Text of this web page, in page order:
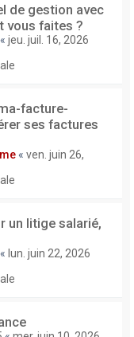
de gestion avec
vous faites ?
« jeu. juil. 16, 2026
facture-
ses factures
« ven. juin 26,
un litige salarié,
« lun. juin 22, 2026